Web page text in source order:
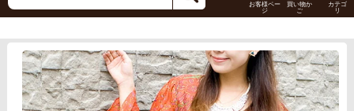
お客様ペー
ジ
買い物か
ご
カテゴ
リ